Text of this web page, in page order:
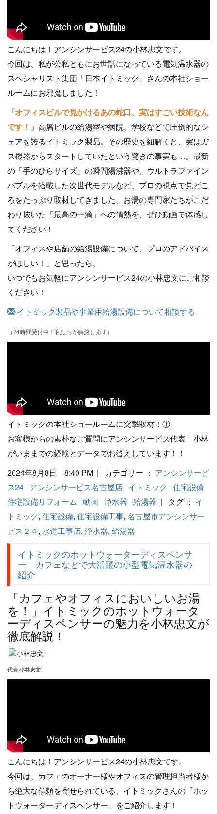
こんにちは！アンシンサービス24の小林忠文です。
今回は、私が公私ともにお世話になっている電気温水器の
スペシャリスト集団「日本イトミック」さんの本社ショー
ルームにお邪魔しました！
「オフィスビルで見かけるあの蛇口、実はすごい技術なん
です！」 高層ビルの給湯室や病院、学校などで圧倒的なシ
ェアを誇るイトミック製品。その歴史を紐解くと、実はガ
ス機器からスタートしていたという驚きの事実も…。最新
の「手のひらサイズ」の瞬間湯沸器や、ウルトラファイン
バブルを搭載した次世代モデルなど、プロの視点で見どこ
ろをたっぷり取材してきました。お湯の専門家たちがこだ
わり抜いた「最高の一滴」への情熱を、ぜひ動画で体感し
てください！
「オフィスや店舗の給湯設備について、プロのアドバイス
がほしい！」と思ったら、
いつでもお気軽にアンシンサービス24の小林忠文にご相談
ください！
イトミック製品や事業用給湯設備について相談する
（24時間受付中！私たちが解決します）
イトミックの本社ショールームに突撃取材！①
お客様からの素朴なご質問にアンシンサービス代表 小林
がいままでの経験とデータでお答えしています！！
2024年8月8日 8:40 PM | カテゴリー ： アンシンサービ
ス24 アンシンサービス名古屋店 イトミック
住宅設備
住宅設備リフォーム 動画 浄水器 給湯器 | タグ ： イ
トミック, 住宅設備, 住宅設備工事, 名古屋市アンシンサー
ビス２４, 水道工事店, 浄水器, 給湯器
イトミックのホットウォーターディスペンサ
ー カフェなどで大活躍の小型電気温水器の
紹介
「カフェやオフィスにおいしいお湯
を！」イトミックのホットウォータ
ーディスペンサーの魅力を小林忠文が
徹底解説！
代表 小林忠文
こんにちは！アンシンサービス24の小林忠文です。
今回は、カフェのオーナー様やオフィスの管理担当者様か
ら絶大な信頼を寄せられている、イトミックさんの「ホッ
トウォーターディスペンサー」をご紹介します！